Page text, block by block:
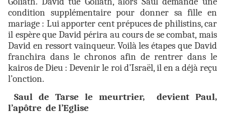
condition supplémentaire pour donner sa fille en
mariage : Lui apporter cent prépuces de philistins, car
il espère que David périra au cours de se combat, mais
David en ressort vainqueur. Voilà les étapes que David
franchira dans le chronos afin de rentrer dans le
kairos de Dieu : Devenir le roi d’Israël, il en a déjà reçu
l’onction.
Saul de Tarse le meurtrier, devient Paul,
l’apôtre de l’Eglise